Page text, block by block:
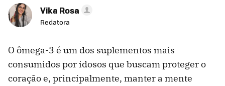
Vika Rosa
Redatora
O ômega-3 é um dos suplementos mais
consumidos por idosos que buscam proteger o
coração e, principalmente, manter a mente